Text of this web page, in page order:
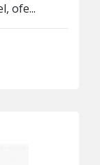
ofe...